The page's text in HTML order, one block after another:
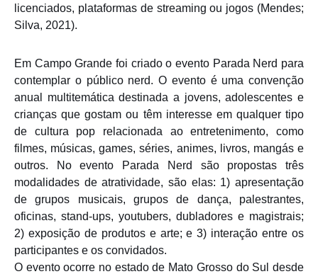
licenciados, plataformas de streaming ou jogos (Mendes;
Silva, 2021).
Em Campo Grande foi criado o evento Parada Nerd para
contemplar o público nerd. O evento é uma convenção
anual multitemática destinada a jovens, adolescentes e
crianças que gostam ou têm interesse em qualquer tipo
de cultura pop relacionada ao entretenimento, como
filmes, músicas, games, séries, animes, livros, mangás e
outros. No evento Parada Nerd são propostas três
modalidades de atratividade, são elas: 1) apresentação
de grupos musicais, grupos de dança, palestrantes,
oficinas, stand-ups, youtubers, dubladores e magistrais;
2) exposição de produtos e arte; e 3) interação entre os
participantes e os convidados.
O evento ocorre no estado de Mato Grosso do Sul desde